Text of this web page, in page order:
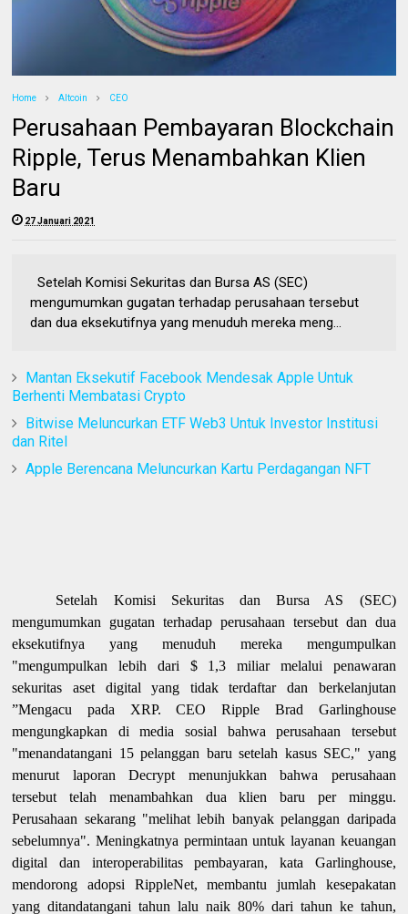
Home Altcoin CEO
Perusahaan Pembayaran Blockchain
Ripple, Terus Menambahkan Klien
Baru
27 Januari 2021
Setelah Komisi Sekuritas dan Bursa AS (SEC)
mengumumkan gugatan terhadap perusahaan tersebut
dan dua eksekutifnya yang menuduh mereka meng...
Mantan Eksekutif Facebook Mendesak Apple Untuk
Berhenti Membatasi Crypto
Bitwise Meluncurkan ETF Web3 Untuk Investor Institusi
dan Ritel
Apple Berencana Meluncurkan Kartu Perdagangan NFT
Setelah Komisi Sekuritas dan Bursa AS (SEC)
mengumumkan gugatan terhadap perusahaan tersebut dan dua
eksekutifnya yang menuduh mereka mengumpulkan
"mengumpulkan lebih dari $ 1,3 miliar melalui penawaran
sekuritas aset digital yang tidak terdaftar dan berkelanjutan
”Mengacu pada XRP. CEO Ripple Brad Garlinghouse
mengungkapkan di media sosial bahwa perusahaan tersebut
"menandatangani 15 pelanggan baru setelah kasus SEC," yang
menurut laporan Decrypt menunjukkan bahwa perusahaan
tersebut telah menambahkan dua klien baru per minggu.
Perusahaan sekarang "melihat lebih banyak pelanggan daripada
sebelumnya". Meningkatnya permintaan untuk layanan keuangan
digital dan interoperabilitas pembayaran, kata Garlinghouse,
mendorong adopsi RippleNet, membantu jumlah kesepakatan
yang ditandatangani tahun lalu naik 80% dari tahun ke tahun,